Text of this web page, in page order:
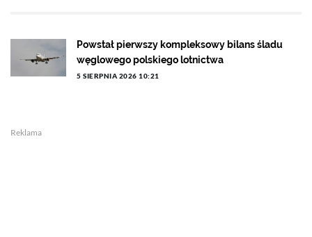
Powstał pierwszy kompleksowy bilans śladu
węglowego polskiego lotnictwa
5 SIERPNIA 2026 10:21
Reklama